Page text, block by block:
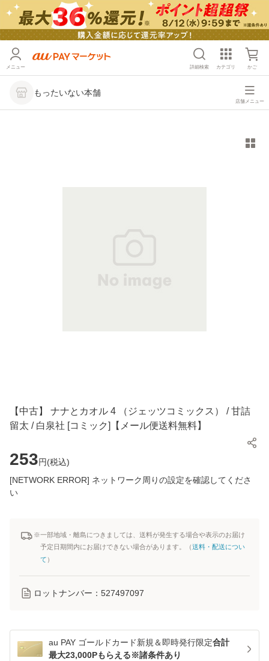
メニュー 詳細検索 カテゴリ かご
もったいない本舗
店舗メニュー
【中古】 ナナとカオル 4 （ジェッツコミックス） / 甘詰
留太 / 白泉社 [コミック]【メール便送料無料】
253円(税込)
[NETWORK ERROR] ネットワーク周りの設定を確認してくださ
い
※一部地域・離島につきましては、送料が発生する場合や表示のお届け
予定日期間内にお届けできない場合があります。（送料・配送につい
て ）
ロットナンバー： 527497097
au PAY ゴールドカード新規＆即時発行限定合計
最大23,000Pもらえる※諸条件あり